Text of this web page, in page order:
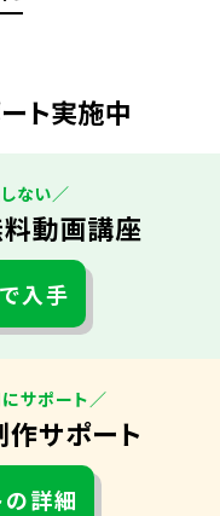
ト実施中
ない／
動画講座
入手
サポート／
作サポート
詳細